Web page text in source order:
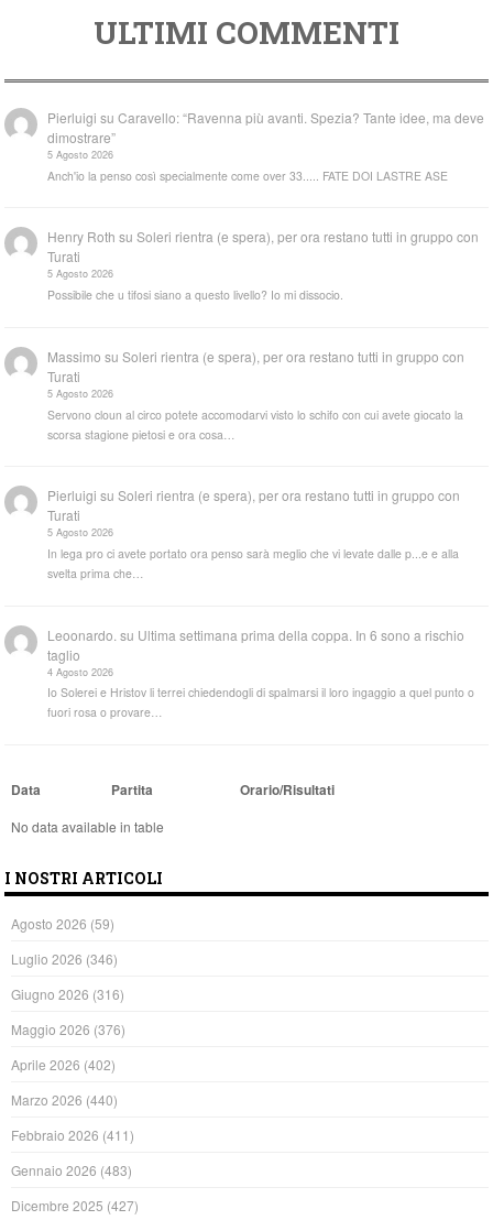
ULTIMI COMMENTI
Pierluigi suCaravello: “Ravenna più avanti. Spezia? Tante idee, ma deve
dimostrare”
5 Agosto 2026
Anch'io la penso così specialmente come over 33..... FATE DOI LASTRE ASE
Henry Roth suSoleri rientra (e spera), per ora restano tutti in gruppo con
Turati
5 Agosto 2026
Possibile che u tifosi siano a questo livello? Io mi dissocio.
Massimo suSoleri rientra (e spera), per ora restano tutti in gruppo con
Turati
5 Agosto 2026
Servono cloun al circo potete accomodarvi visto lo schifo con cui avete giocato la
scorsa stagione pietosi e ora cosa…
Pierluigi suSoleri rientra (e spera), per ora restano tutti in gruppo con
Turati
5 Agosto 2026
In lega pro ci avete portato ora penso sarà meglio che vi levate dalle p...e e alla
svelta prima che…
Leoonardo. su Ultima settimana prima della coppa. In 6 sono a rischio
taglio
4 Agosto 2026
Io Solerei e Hristov li terrei chiedendogli di spalmarsi il loro ingaggio a quel punto o
fuori rosa o provare…
Data Partita Orario/Risultati
No data available in table
I NOSTRI ARTICOLI
Agosto 2026 (59)
Luglio 2026 (346)
Giugno 2026 (316)
Maggio 2026 (376)
Aprile 2026 (402)
Marzo 2026 (440)
Febbraio 2026 (411)
Gennaio 2026 (483)
Dicembre 2025 (427)